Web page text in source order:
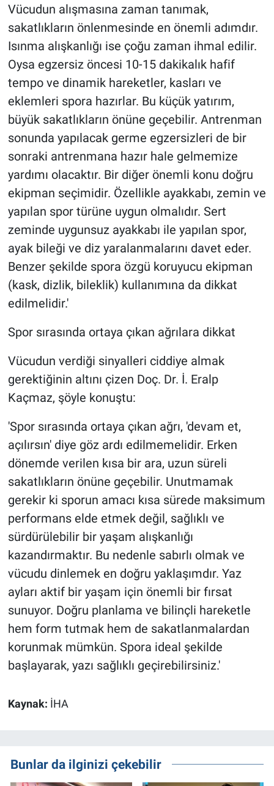
Vücudun alışmasına zaman tanımak,
sakatlıkların önlenmesinde en önemli adımdır.
Isınma alışkanlığı ise çoğu zaman ihmal edilir.
Oysa egzersiz öncesi 10-15 dakikalık hafif
tempo ve dinamik hareketler, kasları ve
eklemleri spora hazırlar. Bu küçük yatırım,
büyük sakatlıkların önüne geçebilir. Antrenman
sonunda yapılacak germe egzersizleri de bir
sonraki antrenmana hazır hale gelmemize
yardımı olacaktır. Bir diğer önemli konu doğru
ekipman seçimidir. Özellikle ayakkabı, zemin ve
yapılan spor türüne uygun olmalıdır. Sert
zeminde uygunsuz ayakkabı ile yapılan spor,
ayak bileği ve diz yaralanmalarını davet eder.
Benzer şekilde spora özgü koruyucu ekipman
(kask, dizlik, bileklik) kullanımına da dikkat
edilmelidir.'
Spor sırasında ortaya çıkan ağrılara dikkat
Vücudun verdiği sinyalleri ciddiye almak
gerektiğinin altını çizen Doç. Dr. İ. Eralp
Kaçmaz, şöyle konuştu:
'Spor sırasında ortaya çıkan ağrı, 'devam et,
açılırsın' diye göz ardı edilmemelidir. Erken
dönemde verilen kısa bir ara, uzun süreli
sakatlıkların önüne geçebilir. Unutmamak
gerekir ki sporun amacı kısa sürede maksimum
performans elde etmek değil, sağlıklı ve
sürdürülebilir bir yaşam alışkanlığı
kazandırmaktır. Bu nedenle sabırlı olmak ve
vücudu dinlemek en doğru yaklaşımdır. Yaz
ayları aktif bir yaşam için önemli bir fırsat
sunuyor. Doğru planlama ve bilinçli hareketle
hem form tutmak hem de sakatlanmalardan
korunmak mümkün. Spora ideal şekilde
başlayarak, yazı sağlıklı geçirebilirsiniz.'
Kaynak: İHA
Bunlar da ilginizi çekebilir